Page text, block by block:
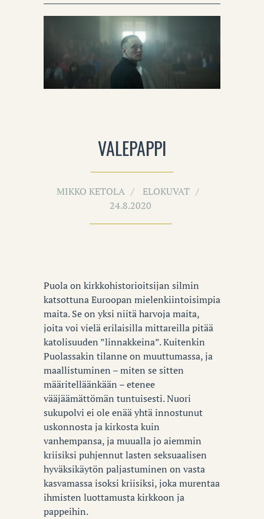
VALEPAPPI
MIKKO KETOLA
ELOKUVAT
24.8.2020
Puola on kirkkohistorioitsijan silmin
katsottuna Euroopan mielenkiintoisimpia
maita. Se on yksi niitä harvoja maita,
joita voi vielä erilaisilla mittareilla pitää
katolisuuden ”linnakkeina”.Kuitenkin
Puolassakin tilanne on muuttumassa, ja
maallistuminen – miten se sitten
määritelläänkään – etenee
vääjäämättömän tuntuisesti. Nuori
sukupolvi ei ole enää yhtä innostunut
uskonnosta ja kirkosta kuin
vanhempansa, ja muualla jo aiemmin
kriisiksi puhjennut lasten seksuaalisen
hyväksikäytön paljastuminen on vasta
kasvamassa isoksi kriisiksi, joka murentaa
ihmisten luottamusta kirkkoon ja
pappeihin.